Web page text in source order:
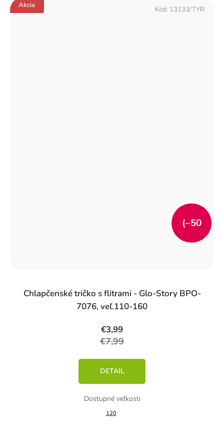
Akcia
Chlapčenské tričko s flitrami - Glo-Story BPO-
7076, veľ.110-160
€3,99
€7,99
(–50
DETAIL
120
Kód: 13133/TYR